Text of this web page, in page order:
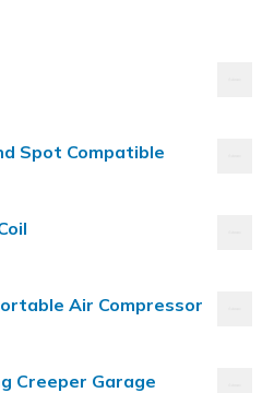
Spot Compatible
Air Compressor
Creeper Garage